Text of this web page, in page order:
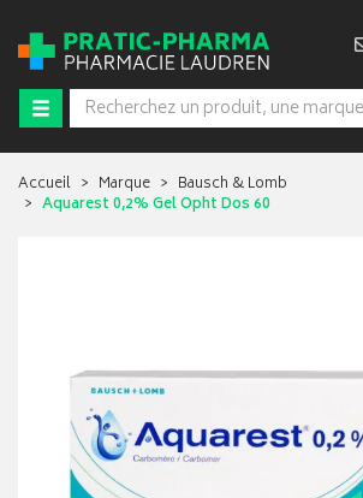
Accueil Marque
Bausch & Lomb
Aquarest 0,2% Gel Opht Dos 60